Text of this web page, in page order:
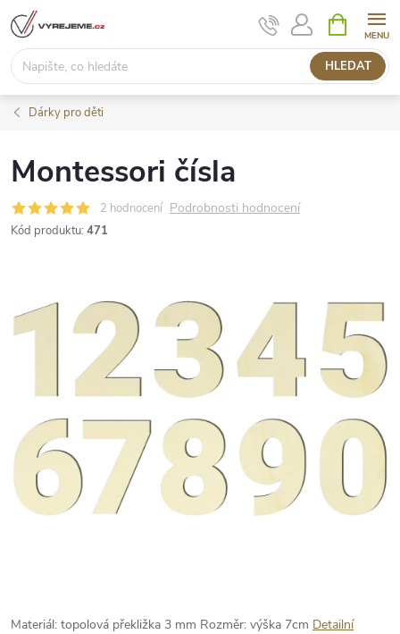
Přejít
na
obsah
HLEDAT
NÁKUPNÍ
KOŠÍK
Dárky pro děti
Montessori čísla
2 hodnocení Podrobnosti hodnocení
Kód produktu: 471
Materiál: topolová překližka 3 mm Rozměr: výška 7cm Detailní